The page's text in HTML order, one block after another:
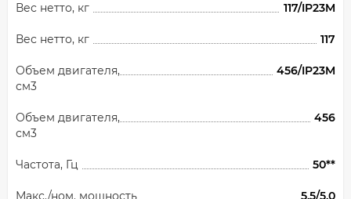
Вес нетто, кг 117/IP23M
Вес нетто, кг 117
Объем двигателя,
см3
456/IP23M
Объем двигателя,
см3
456
Частота, Гц 50**
Макс./ном. мощность 5.5/5.0